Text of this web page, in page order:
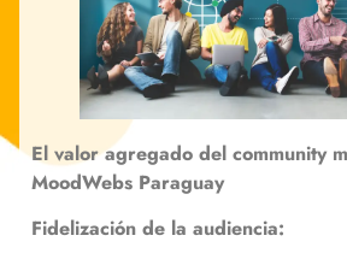
El valor agregado del community
MoodWebs Paraguay
Fidelización de la audiencia: